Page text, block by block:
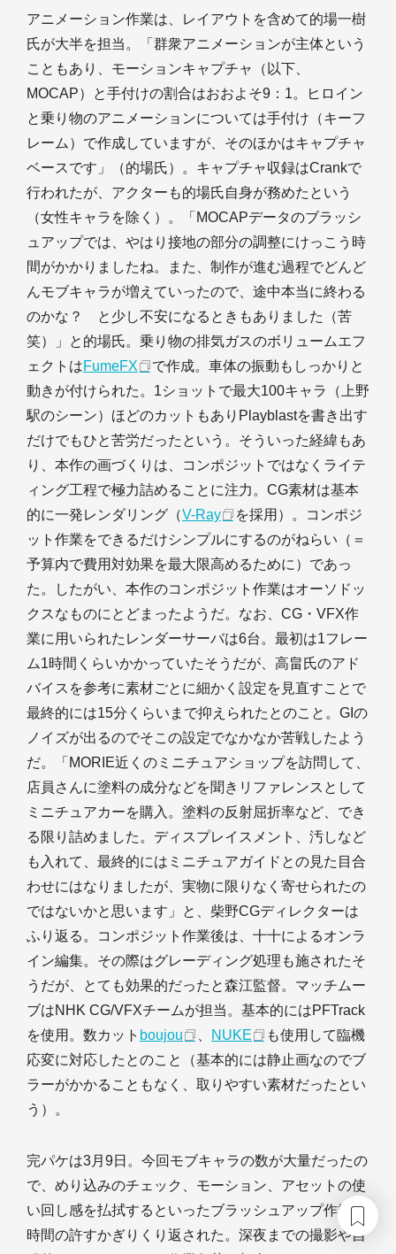
アニメーション作業は、レイアウトを含めて的場一樹
氏が大半を担当。「群衆アニメーションが主体という
こともあり、モーションキャプチャ（以下、
MOCAP）と手付けの割合はおおよそ9：1。ヒロイン
と乗り物のアニメーションについては手付け（キーフ
レーム）で作成していますが、そのほかはキャプチャ
ベースです」（的場氏）。キャプチャ収録はCrankで
行われたが、アクターも的場氏自身が務めたという
（女性キャラを除く）。「MOCAPデータのブラッシ
ュアップでは、やはり接地の部分の調整にけっこう時
間がかかりましたね。また、制作が進む過程でどんど
んモブキャラが増えていったので、途中本当に終わる
のかな？ と少し不安になるときもありました（苦
笑）」と的場氏。乗り物の排気ガスのボリュームエフ
ェクトはFumeFX
で作成。車体の振動もしっかりと
動きが付けられた。1ショットで最大100キャラ（上野
駅のシーン）ほどのカットもありPlayblastを書き出す
だけでもひと苦労だったという。そういった経緯もあ
り、本作の画づくりは、コンポジットではなくライテ
ィング工程で極力詰めることに注力。CG素材は基本
的に一発レンダリング（V-Ray
を採用）。コンポジ
ット作業をできるだけシンプルにするのがねらい（＝
予算内で費用対効果を最大限高めるために）であっ
た。したがい、本作のコンポジット作業はオーソドッ
クスなものにとどまったようだ。なお、CG・VFX作
業に用いられたレンダーサーバは6台。最初は1フレー
ム1時間くらいかかっていたそうだが、高畠氏のアド
バイスを参考に素材ごとに細かく設定を見直すことで
最終的には15分くらいまで抑えられたとのこと。GIの
ノイズが出るのでそこの設定でなかなか苦戦したよう
だ。「MORIE近くのミニチュアショップを訪問して、
店員さんに塗料の成分などを聞きリファレンスとして
ミニチュアカーを購入。塗料の反射屈折率など、でき
る限り詰めました。ディスプレイスメント、汚しなど
も入れて、最終的にはミニチュアガイドとの見た目合
わせにはなりましたが、実物に限りなく寄せられたの
ではないかと思います」と、柴野CGディレクターは
ふり返る。コンポジット作業後は、十十によるオンラ
イン編集。その際はグレーディング処理も施されたそ
うだが、とても効果的だったと森江監督。マッチムー
ブはNHK CG/VFXチームが担当。基本的にはPFTrack
を使用。数カット boujou NUKE
も使用して臨機
応変に対応したとのこと（基本的には静止画なのでブ
ラーがかかることもなく、取りやすい素材だったとい
う）。
完パケは3月9日。今回モブキャラの数が大量だったの
で、めり込みのチェック、モーション、アセットの使
い回し感を払拭するといったブラッシュアップ作業が
時間の許すかぎりくり返された。深夜までの撮影や自